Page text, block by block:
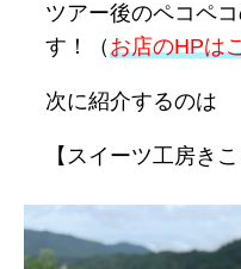
ツアー後のペコペ
す！（お店のHPは
次に紹介するのは
【スイーツ工房き